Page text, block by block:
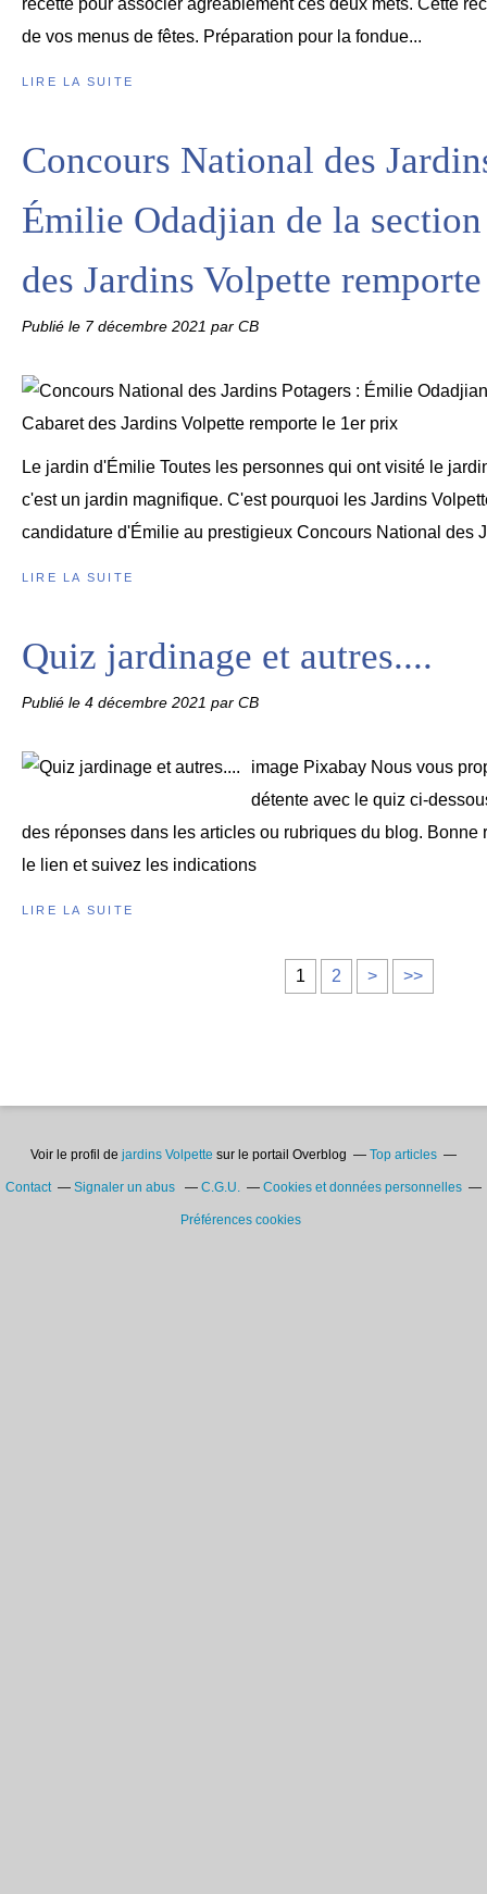
recette pour associer agréablement ces deux mets. Cette
de vos menus de fêtes. Préparation pour la fondue...
LIRE LA SUITE
Concours National des
Émilie Odadjian de la
des Jardins Volpette
Publié le 7 décembre 2021 par CB
Le jardin d'Émilie Toutes les personnes qui ont visité le
c'est un jardin magnifique. C'est pourquoi les Jardins
candidature d'Émilie au prestigieux Concours National des
LIRE LA SUITE
Quiz jardinage et autres....
Publié le 4 décembre 2021 par CB
image Pixabay Nous vous
détente avec le quiz ci-
des réponses dans les articles ou rubriques du blog. Bonne
le lien et suivez les indications
LIRE LA SUITE
1 2 > >>
Voir le profil de jardins Volpette sur le portail Overblog Top articles
Contact Signaler un abus C.G.U. Cookies et données personnelles
Préférences cookies